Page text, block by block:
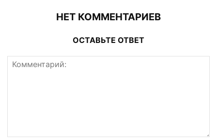
НЕТ КОММЕНТАРИЕВ
ОСТАВЬТЕ ОТВЕТ